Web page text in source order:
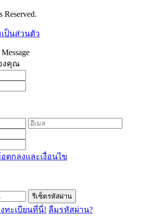
Reserved.
ป็นส่วนตัว
งคุณ
ตกลงและเงื่อนไข
รีเซ็ตรหัสผ่าน
ทะเบียนที่นี่! ลืมรหัสผ่าน?